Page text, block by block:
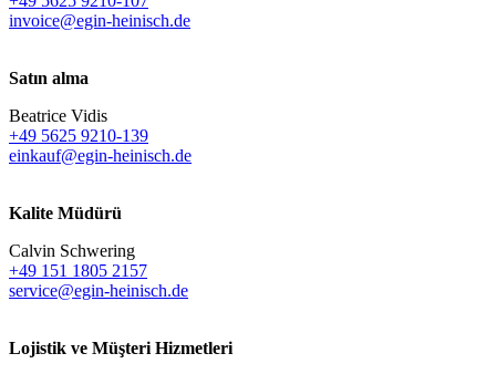
invoice@egin-heinisch.de
Satın alma
Beatrice Vidis
+49 5625 9210-139
einkauf@egin-heinisch.de
Kalite Müdürü
Calvin Schwering
+49 151 1805 2157
service@egin-heinisch.de
Lojistik ve Müşteri Hizmetleri